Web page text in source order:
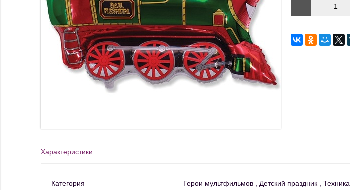
Характеристики
Категория Герои мультфильмов Детский праздник Техника